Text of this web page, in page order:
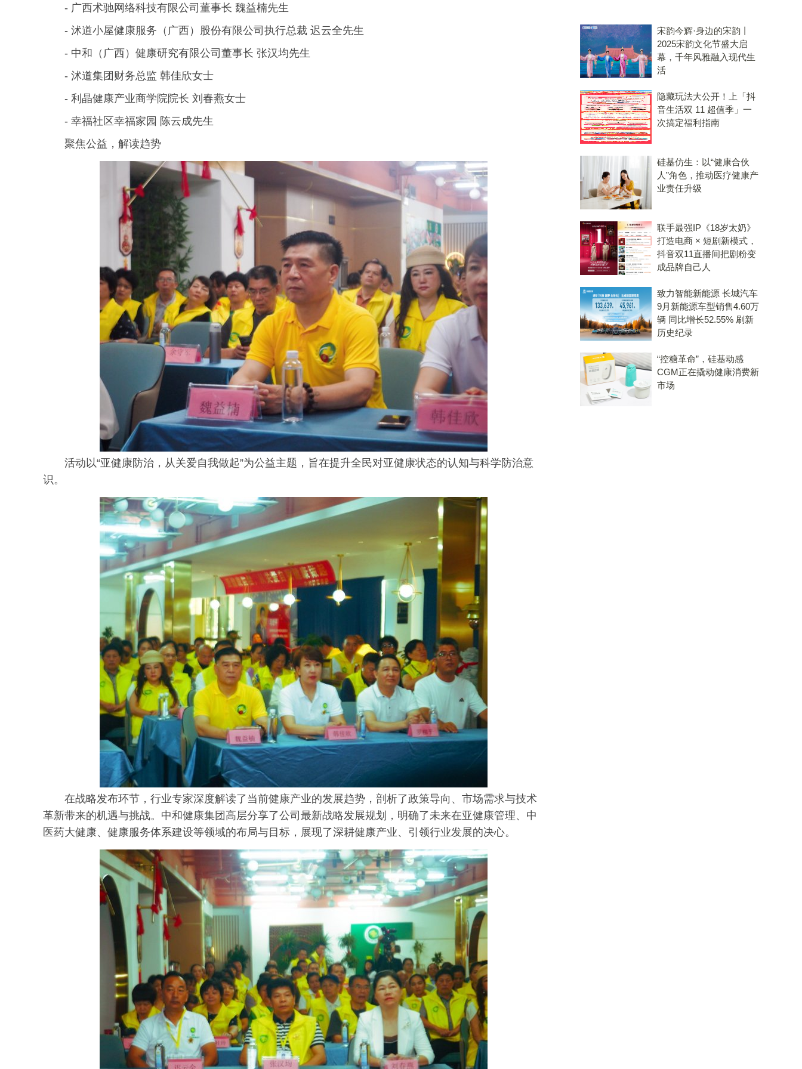
- 广西术驰网络科技有限公司董事长 魏益楠先生
- 沭道小屋健康服务（广西）股份有限公司执行总裁 迟云全先生
- 中和（广西）健康研究有限公司董事长 张汉均先生
- 沭道集团财务总监 韩佳欣女士
- 利晶健康产业商学院院长 刘春燕女士
- 幸福社区幸福家园 陈云成先生
聚焦公益，解读趋势
活动以“亚健康防治，从关爱自我做起”为公益主题，旨在提升全民对亚健康状态的认知与科学防治意
识。
在战略发布环节，行业专家深度解读了当前健康产业的发展趋势，剖析了政策导向、市场需求与技术
革新带来的机遇与挑战。中和健康集团高层分享了公司最新战略发展规划，明确了未来在亚健康管理、中
医药大健康、健康服务体系建设等领域的布局与目标，展现了深耕健康产业、引领行业发展的决心。
宋韵今辉·身边的宋韵丨
2025宋韵文化节盛大启
幕，千年风雅融入现代生
活
隐藏玩法大公开！上「抖
音生活双 11 超值季」一
次搞定福利指南
硅基仿生：以“健康合伙
人”角色，推动医疗健康产
业责任升级
联手最强IP《18岁太奶》
打造电商 × 短剧新模式，
抖音双11直播间把剧粉变
成品牌自己人
致力智能新能源 长城汽车
9月新能源车型销售4.60万
辆 同比增长52.55% 刷新
历史纪录
“控糖革命”，硅基动感
CGM正在撬动健康消费新
市场